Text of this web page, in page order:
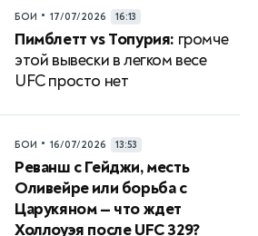
БОИ • 17/07/2026 16:13
Пимблетт vs Топурия: громче
этой вывески в легком весе
UFC просто нет
БОИ • 16/07/2026 13:53
Реванш с Гейджи, месть
Оливейре или борьба с
Царукяном — что ждет
Холлоуэя после UFC 329?